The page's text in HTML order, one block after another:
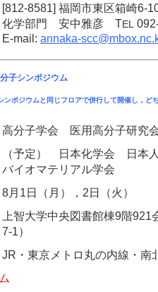
[812-8581] 福岡市東区箱崎6-
化学部門 安中雅彦 TEL
E-mail: annaka-
子シンポジウム
ンポジウムと同じフロアで併行して開催し，ど
高分子学会 医用高分子研究
（予定） 日本化学会 日本
バイオマテリアル学会
8月1日（月），2日（火）
上智大学中央図書館棟9階
7-1）
JR・東京メトロ丸の内線・